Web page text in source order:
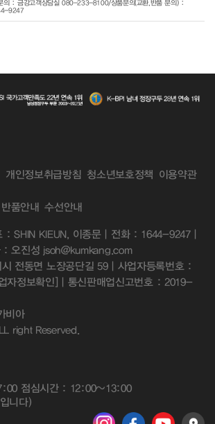
의 : 금강고객상담실 080-233-8100/상품문의(교환,반품 문의) :
9247
개인정보취급방침 청소년보호정책 이용약관
반품안내 수선안내
: SHIN KIEUN, 이종문 | 전화 : 1644-9247 |
: 오진성 jsoh@kumkang.com
전동면 노장공단길 59 | 사업자등록번호 :
자정보확인] | 통신판매업신고번호 : 2019-
비아
right Reserved.
점심시간 : 12:00~13:00
니다)